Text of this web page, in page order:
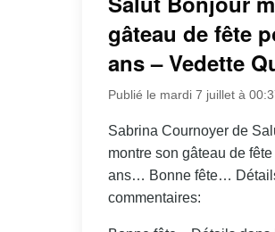
gâteau de fête
ans – Vedette
Publié le mardi 7 juillet à
Sabrina Cournoyer de
montre son gâteau de
ans… Bonne fête…
commentaires: